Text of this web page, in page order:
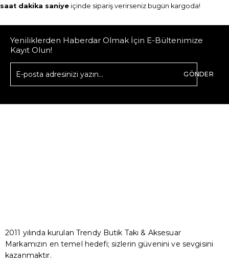
saat dakika saniye içinde sipariş verirseniz bugün kargoda!
Yeniliklerden Haberdar Olmak İçin E-Bültenimize
Kayıt Olun!
GÖNDER
2011 yılında kurulan Trendy Butik Takı & Aksesuar
Markamızın en temel hedefi; sizlerin güvenini ve sevgisini
kazanmaktır.